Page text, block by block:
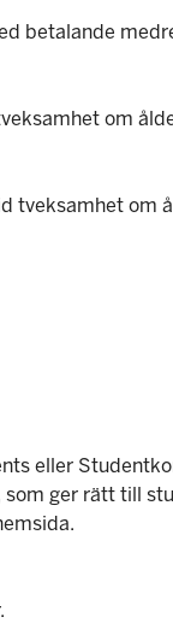
betalande
om
tveksamhet om
eller
ger rätt till